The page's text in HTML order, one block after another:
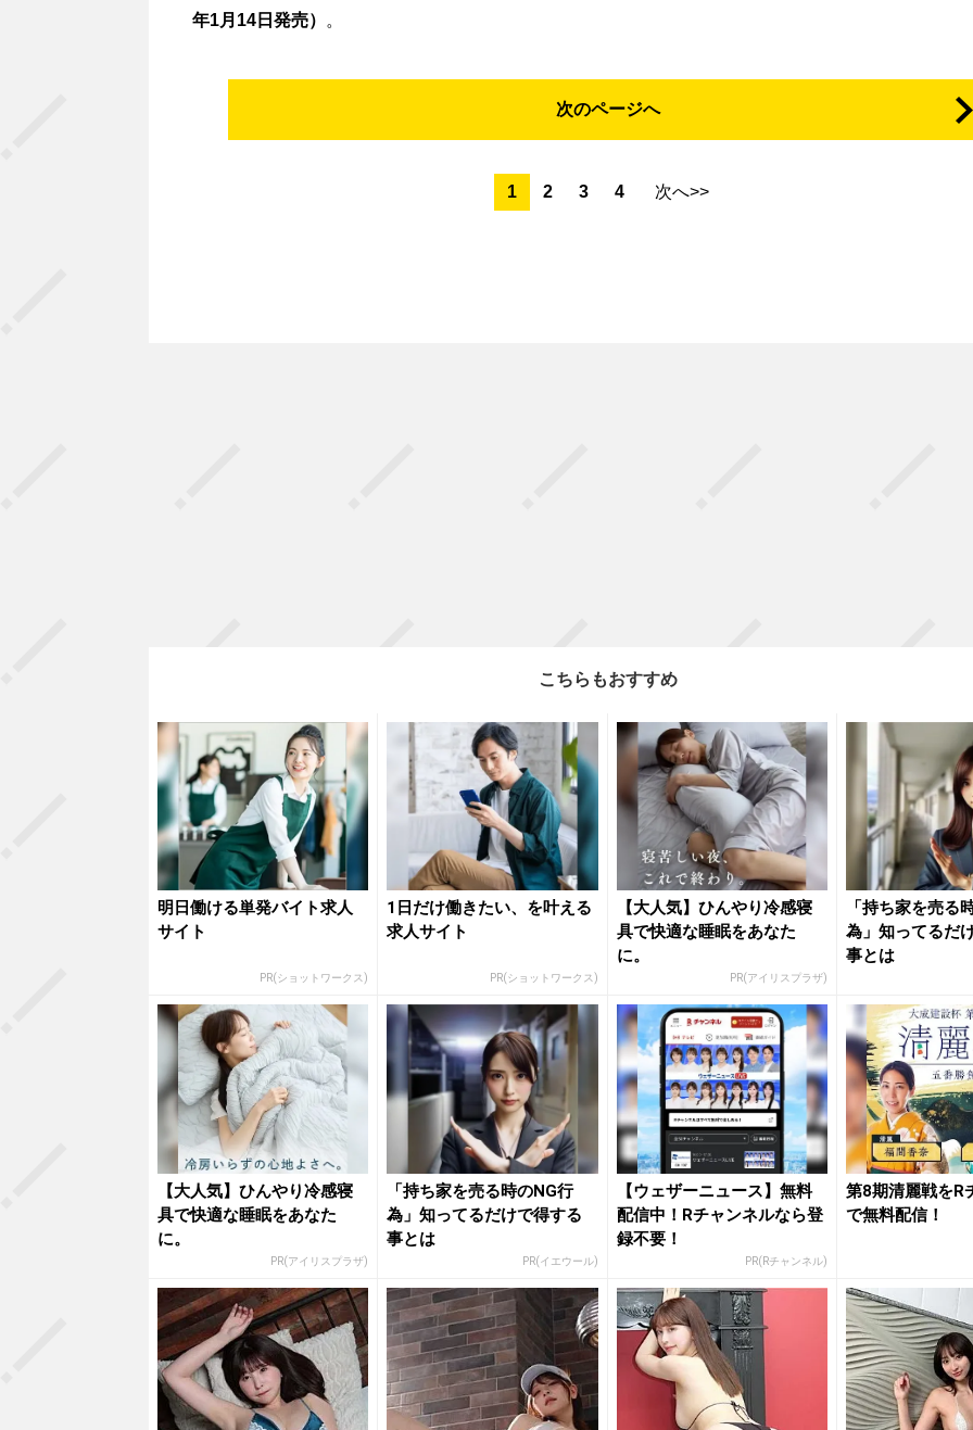
年1月14日発売）
。
次のページへ
1 2 3 4 次へ>>
こちらもおすすめ
明日働ける単発バイト求人
サイト
PR(ショットワークス)
1日だけ働きたい、を叶える
求人サイト
PR(ショットワークス)
【大人気】ひんやり冷感寝
具で快適な睡眠をあなた
に。
PR(アイリスプラザ)
「持ち家を売る
為」知ってるだ
事とは
【大人気】ひんやり冷感寝
具で快適な睡眠をあなた
に。
PR(アイリスプラザ)
「持ち家を売る時のNG行
為」知ってるだけで得する
事とは
PR(イエウール)
【ウェザーニュース】無料
配信中！Rチャンネルなら登
録不要！
PR(Rチャンネル)
第8期清麗戦をR
で無料配信！